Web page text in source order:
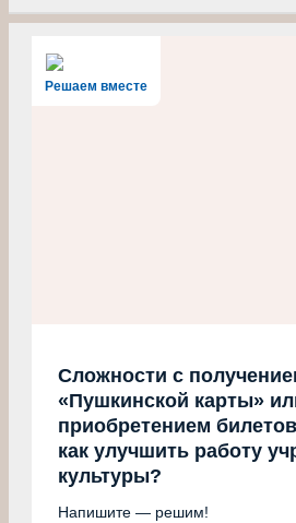
Решаем вместе
Сложности с
«Пушкинской карты»
приобретением
как улучшить работу
культуры?
Напишите — решим!